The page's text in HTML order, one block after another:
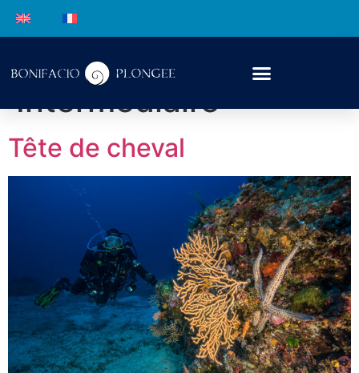
Niveau :
Intermédiaire
Tête de cheval